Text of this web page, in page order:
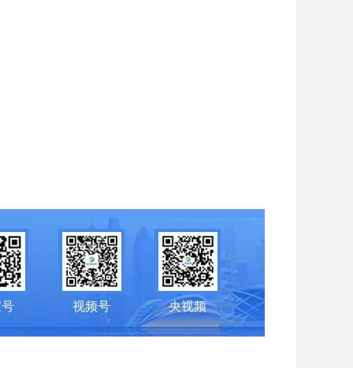
视频号 央视频